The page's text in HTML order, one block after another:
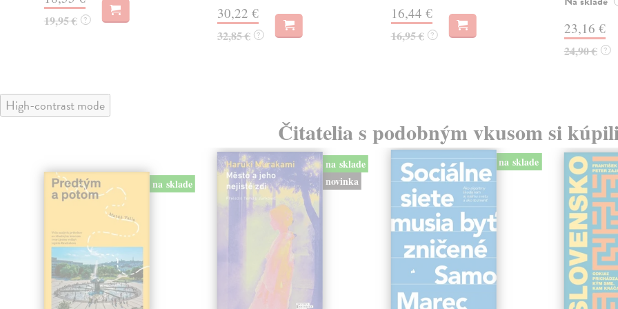
19,95 € ? 30,22 €
32,85 € ?
16,44 €
16,95 € ? 23,16 €
24,90 € ?
High-contrast mode
Čitatelia s podobným vkusom si
na sklade
na sklade
novinka
na sklade